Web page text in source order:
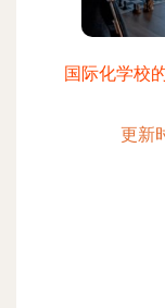
国际化学校
更新